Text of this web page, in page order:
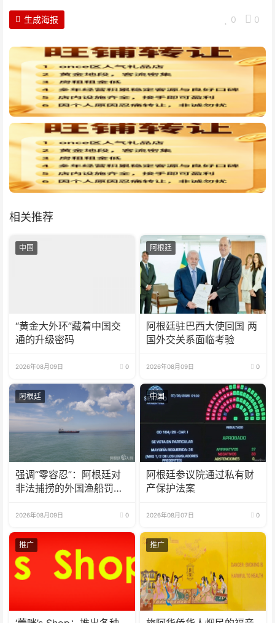
0 0
生成海报
相关推荐
中国
“黄金大外环”藏着中国交
通的升级密码
2026年08月09日 0
阿根廷
阿根廷驻巴西大使回国 两
国外交关系面临考验
2026年08月09日 0
阿根廷
强调“零容忍”：阿根廷对
非法捕捞的外国渔船罚款
2026年08月09日 0
中国
阿根廷参议院通过私有财
产保护法案
2026年08月07日 0
推广 推广